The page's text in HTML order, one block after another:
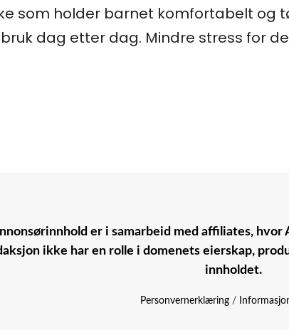
som holder barnet komfortabelt og
dag etter dag. Mindre stress for
er i samarbeid med affiliates,
ikke har en rolle i domenets eierskap,
innholdet.
Personvernerklæring /